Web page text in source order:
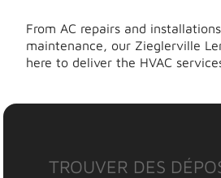
From AC repairs and
maintenance, our Zieglerville
here to deliver the HVAC
TROUVER DES